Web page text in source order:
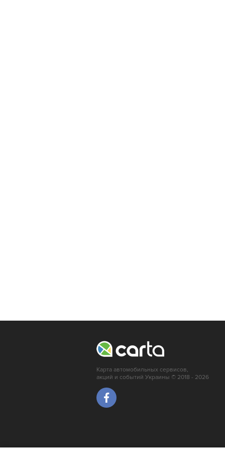
Карта автомобильных сервисов,
акций и событий Украины © 2018 - 2026